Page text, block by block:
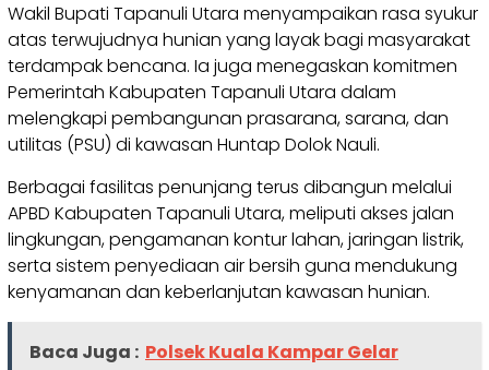
Wakil Bupati Tapanuli Utara menyampaikan rasa syukur
atas terwujudnya hunian yang layak bagi masyarakat
terdampak bencana. Ia juga menegaskan komitmen
Pemerintah Kabupaten Tapanuli Utara dalam
melengkapi pembangunan prasarana, sarana, dan
utilitas (PSU) di kawasan Huntap Dolok Nauli.
Berbagai fasilitas penunjang terus dibangun melalui
APBD Kabupaten Tapanuli Utara, meliputi akses jalan
lingkungan, pengamanan kontur lahan, jaringan listrik,
serta sistem penyediaan air bersih guna mendukung
kenyamanan dan keberlanjutan kawasan hunian.
Baca Juga : Polsek Kuala Kampar Gelar